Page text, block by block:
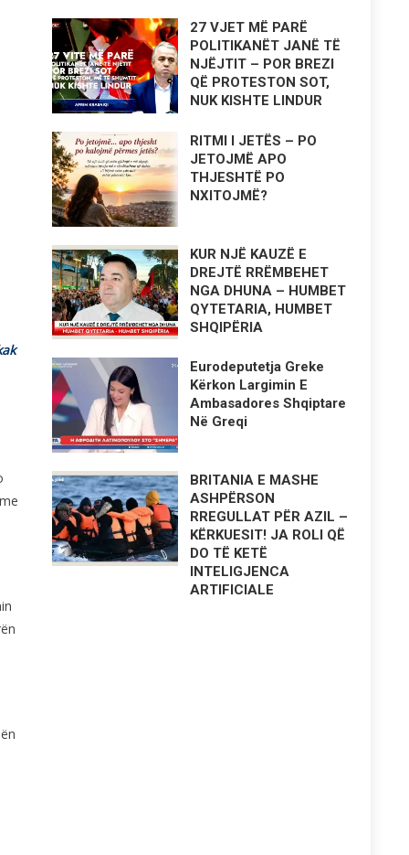
27 VJET MË PARË
POLITIKANËT JANË TË
NJËJTIT – POR BREZI
QË PROTESTON SOT,
NUK KISHTE LINDUR
RITMI I JETËS – PO
JETOJMË APO
THJESHTË PO
NXITOJMË?
KUR NJË KAUZË E
DREJTË RRËMBEHET
NGA DHUNA – HUMBET
QYTETARIA, HUMBET
SHQIPËRIA
Eurodeputetja Greke
Kërkon Largimin E
Ambasadores Shqiptare
Në Greqi
BRITANIA E MASHE
ASHPËRSON
RREGULLAT PËR AZIL –
KËRKUESIT! JA ROLI QË
DO TË KETË
INTELIGJENCA
ARTIFICIALE